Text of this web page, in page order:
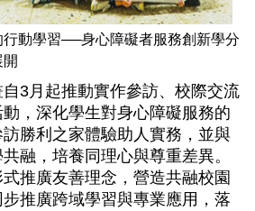
行動學習──身心障礙者服務創新學分
自3月起推動實作參訪、校際交流
，深化學生對身心障礙服務的
勝利之家體驗助人實務，並與
融，培養同理心與尊重差異。
推廣友善理念，營造共融校園
推廣跨域學習與專業應用，落